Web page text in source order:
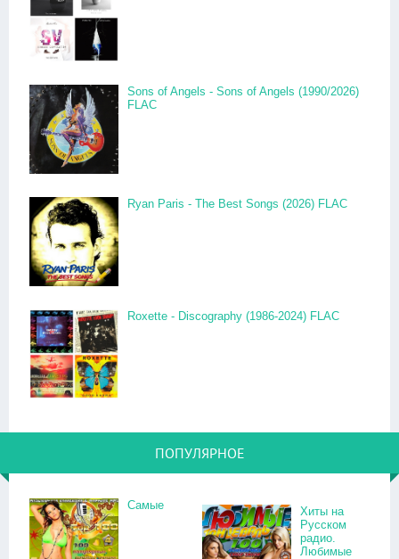
Sons of Angels - Sons of Angels (1990/2026)
FLAC
Ryan Paris - The Best Songs (2026) FLAC
Roxette - Discography (1986-2024) FLAC
ПОПУЛЯРНОЕ
Самые
Хиты на
Русском
радио.
Любимые